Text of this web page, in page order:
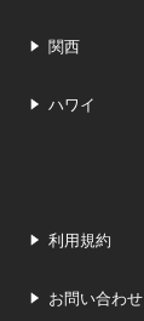
関西
ハワイ
利用規約
お問い合わせ